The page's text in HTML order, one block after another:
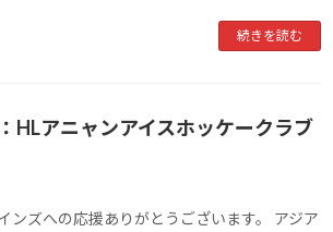
続きを読む
HLアニャンアイスホッケークラブ
ンズへの応援ありがとうございます。 アジア